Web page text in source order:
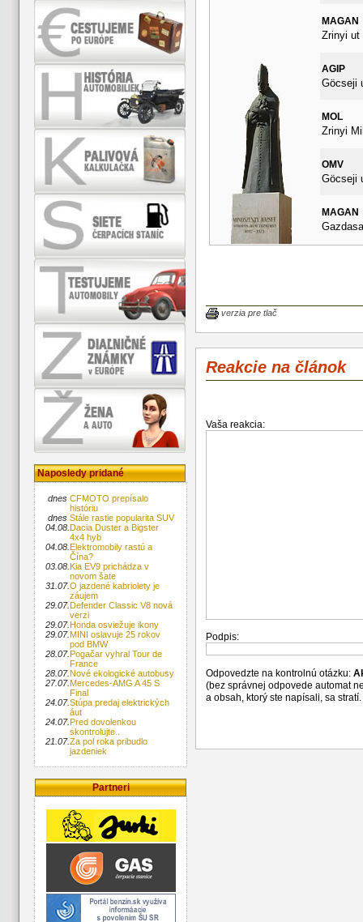
Naposledy pridané
dnes CFMOTO prepísalo
históriu
dnes Stále rastie popularita SUV
04.08.Dacia Duster a Bigster
4x4 hyb
04.08.Elektromobily rastú a
Čína?
03.08.Kia EV9 prichádza v
novom šate
31.07.O jazdené kabriolety je
záujem
29.07.Defender Classic V8 nová
verzi
29.07.Honda osviežuje ikony
29.07.MINI oslavuje 25 rokov
pod BMW
28.07.Pogačar vyhral Tour de
France
28.07.Nové ekologické autobusy
27.07.Mercedes-AMG A 45 S
Final
24.07.Stúpa predaj elektrických
áut
24.07.Pred dovolenkou
skontrolujte..
21.07.Za pol roka pribudlo
jazdeniek
Partneri
MAGAN
Zrinyi ut
AGIP
Göcseji
MOL
Zrinyi
OMV
Göcseji
MAGAN
verzia pre tlač
Reakcie na článok
Vaša reakcia:
Podpis:
Odpovedzte na kontrolnú otázku:
(bez správnej odpovede automat
a obsah, ktorý ste napísali, sa